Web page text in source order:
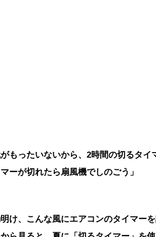
がもったいないから、2時間の切るタ
ーが切れたら扇風機でしのごう」
け、こんな風にエアコンのタイマー